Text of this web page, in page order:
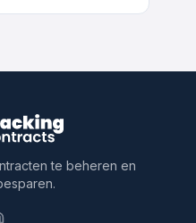
te beheren en